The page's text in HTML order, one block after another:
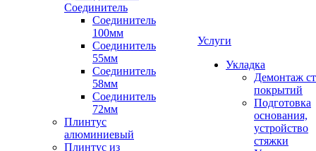
Соединитель
Соединитель
100мм
Соединитель
55мм
Соединитель
58мм
Соединитель
72мм
Плинтус
алюминиевый
Плинтус из
Услуги
Укладка
Демонтаж
покрытий
Подготовка
основания,
устройство
стяжки